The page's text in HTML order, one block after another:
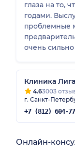
глаза на то,
годами.
проблемные
очень
наоборот)
Буду
надеюсь на
Клиника
4.63003
г. Санкт-
Онлайн-